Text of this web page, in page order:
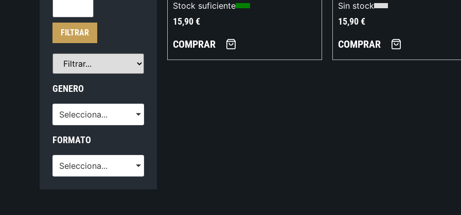
FILTRAR
GENERO
Selecciona...
FORMATO
Selecciona...
Stock suficiente
15,90€
COMPRAR
Sin stock
15,90€
COMPRAR